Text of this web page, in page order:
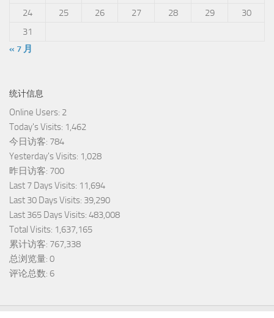
24
25 26 27 28 29
30
31
« 7 月
统计信息
Online Users: 2
Today's Visits: 1,462
今日访客: 784
Yesterday's Visits: 1,028
昨日访客: 700
Last 7 Days Visits: 11,694
Last 30 Days Visits: 39,290
Last 365 Days Visits: 483,008
Total Visits: 1,637,165
累计访客: 767,338
总浏览量: 0
评论总数: 6